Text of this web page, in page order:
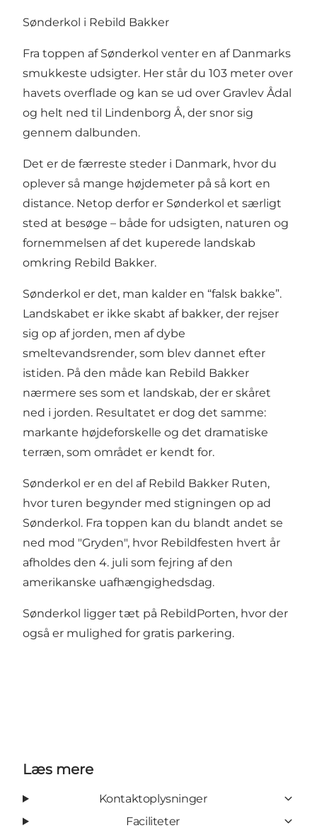
Sønderkol i Rebild Bakker
Fra toppen af Sønderkol venter en af Danmarks
smukkeste udsigter. Her står du 103 meter over
havets overflade og kan se ud over Gravlev Ådal
og helt ned til Lindenborg Å, der snor sig
gennem dalbunden.
Det er de færreste steder i Danmark, hvor du
oplever så mange højdemeter på så kort en
distance. Netop derfor er Sønderkol et særligt
sted at besøge – både for udsigten, naturen og
fornemmelsen af det kuperede landskab
omkring Rebild Bakker.
Sønderkol er det, man kalder en “falsk bakke”.
Landskabet er ikke skabt af bakker, der rejser
sig op af jorden, men af dybe
smeltevandsrender, som blev dannet efter
istiden. På den måde kan Rebild Bakker
nærmere ses som et landskab, der er skåret
ned i jorden. Resultatet er dog det samme:
markante højdeforskelle og det dramatiske
terræn, som området er kendt for.
Sønderkol er en del af Rebild Bakker Ruten,
hvor turen begynder med stigningen op ad
Sønderkol. Fra toppen kan du blandt andet se
ned mod "Gryden", hvor Rebildfesten hvert år
afholdes den 4. juli som fejring af den
amerikanske uafhængighedsdag.
Sønderkol ligger tæt på RebildPorten, hvor der
også er mulighed for gratis parkering.
Læs mere
Kontaktoplysninger
Faciliteter